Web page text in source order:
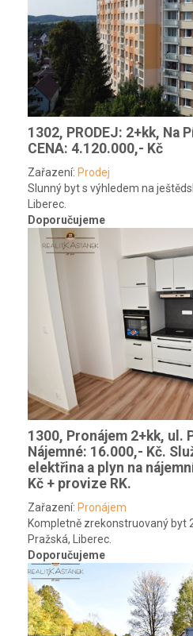
1302, PRODEJ: 2+kk, Na
CENA: 4.120.000,- Kč
Zařazení: Prodej
Slunný byt s výhledem na
Liberec.
Doporučujeme
1300, Pronájem 2+kk, ul.
Nájemné: 16.000,- Kč.
elektřina a plyn na
Kč + provize RK.
Zařazení: Pronájem
Kompletně zrekonstruovaný byt
Pražská, Liberec.
Doporučujeme